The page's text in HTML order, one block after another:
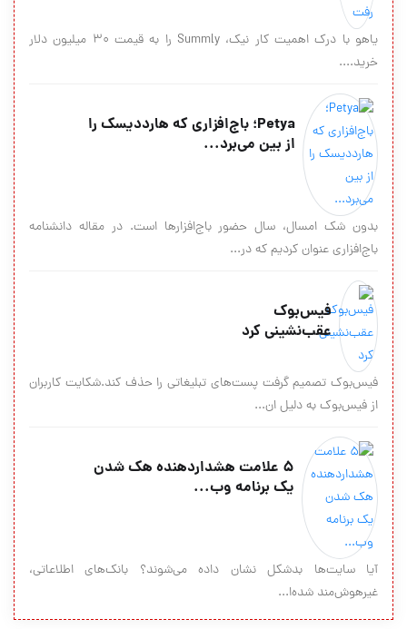
یاهو با درک اهمیت کار نیک، Summly را به قیمت 30 میلیون دلار
خرید....
Petya؛ باج‌افزاری که هارددیسک را
از بین می‌برد...
بدون شک امسال، سال حضور باج‌افزارها است. در مقاله دانشنامه
باج‌افزاری عنوان کردیم که در...
فیس‌بوک
عقب‌نشینی کرد
فیس‌بوک تصمیم گرفت پست‌های تبلیغاتی را حذف کند.شکایت کاربران
از فیس‌بوک به دلیل ان...
5 علامت هشداردهنده هک شدن
یک برنامه وب...
آیا سایت‌ها بدشکل نشان داده می‌شوند؟ بانک‌های اطلاعاتی،
غیرهوش‌مند شده‌ا...